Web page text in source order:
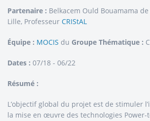
Partenaire : Belkacem Ould Bouamama de
Lille, Professeur CRIStAL
Équipe : MOCIS du Groupe Thématique :
Dates : 07/18 - 06/22
Résumé :
L’objectif global du projet est de stimuler
la mise en œuvre des technologies Power-